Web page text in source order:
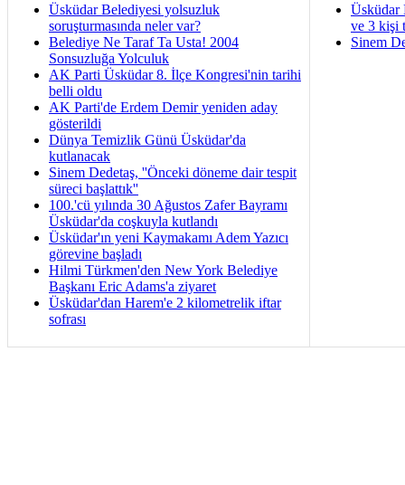
Üsküdar Belediyesi yolsuzluk
soruşturmasında neler var?
Belediye Ne Taraf Ta Usta! 2004
Sonsuzluğa Yolculuk
AK Parti Üsküdar 8. İlçe Kongresi'nin tarihi
belli oldu
AK Parti'de Erdem Demir yeniden aday
gösterildi
Dünya Temizlik Günü Üsküdar'da
kutlanacak
Sinem Dedetaş, ''Önceki döneme dair tespit
süreci başlattık''
100.'cü yılında 30 Ağustos Zafer Bayramı
Üsküdar'da coşkuyla kutlandı
Üsküdar'ın yeni Kaymakamı Adem Yazıcı
görevine başladı
Hilmi Türkmen'den New York Belediye
Başkanı Eric Adams'a ziyaret
Üsküdar'dan Harem'e 2 kilometrelik iftar
sofrası
Üsküdar
ve 3 kişi
Sinem